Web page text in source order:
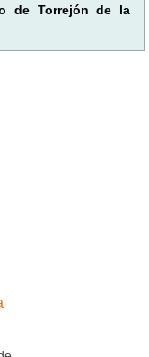
de Torrejón de la